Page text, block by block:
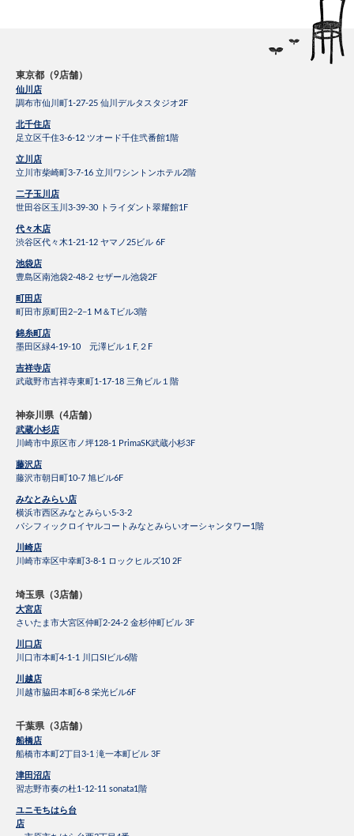
東京都（9店舗）
仙川店
調布市仙川町1-27-25 仙川デルタスタジオ2F
北千住店
足立区千住3-6-12 ツオード千住弐番館1階
立川店
立川市柴崎町3-7-16 立川ワシントンホテル2階
二子玉川店
世田谷区玉川3-39-30 トライダント翠耀館1F
代々木店
渋谷区代々木1-21-12 ヤマノ25ビル 6F
池袋店
豊島区南池袋2-48-2 セザール池袋2F
町田店
町田市原町田2−2−1 M＆Tビル3階
錦糸町店
墨田区緑4-19-10 元澤ビル１F,２F
吉祥寺店
武蔵野市吉祥寺東町1-17-18 三角ビル１階
神奈川県（4店舗）
武蔵小杉店
川崎市中原区市ノ坪128-1 PrimaSK武蔵小杉3F
藤沢店
藤沢市朝日町10-7 旭ビル6F
みなとみらい店
横浜市西区みなとみらい5-3-2
パシフィックロイヤルコートみなとみらいオーシャンタワー1階
川崎店
川崎市幸区中幸町3-8-1 ロックヒルズ10 2F
埼玉県（3店舗）
大宮店
さいたま市大宮区仲町2-24-2 金杉仲町ビル 3F
川口店
川口市本町4-1-1 川口SIビル6階
川越店
川越市脇田本町6-8 栄光ビル6F
千葉県（3店舗）
船橋店
船橋市本町2丁目3-1 滝一本町ビル 3F
津田沼店
習志野市奏の杜1-12-11 sonata1階
ユニモちはら台
店